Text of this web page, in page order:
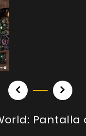
Pantalla